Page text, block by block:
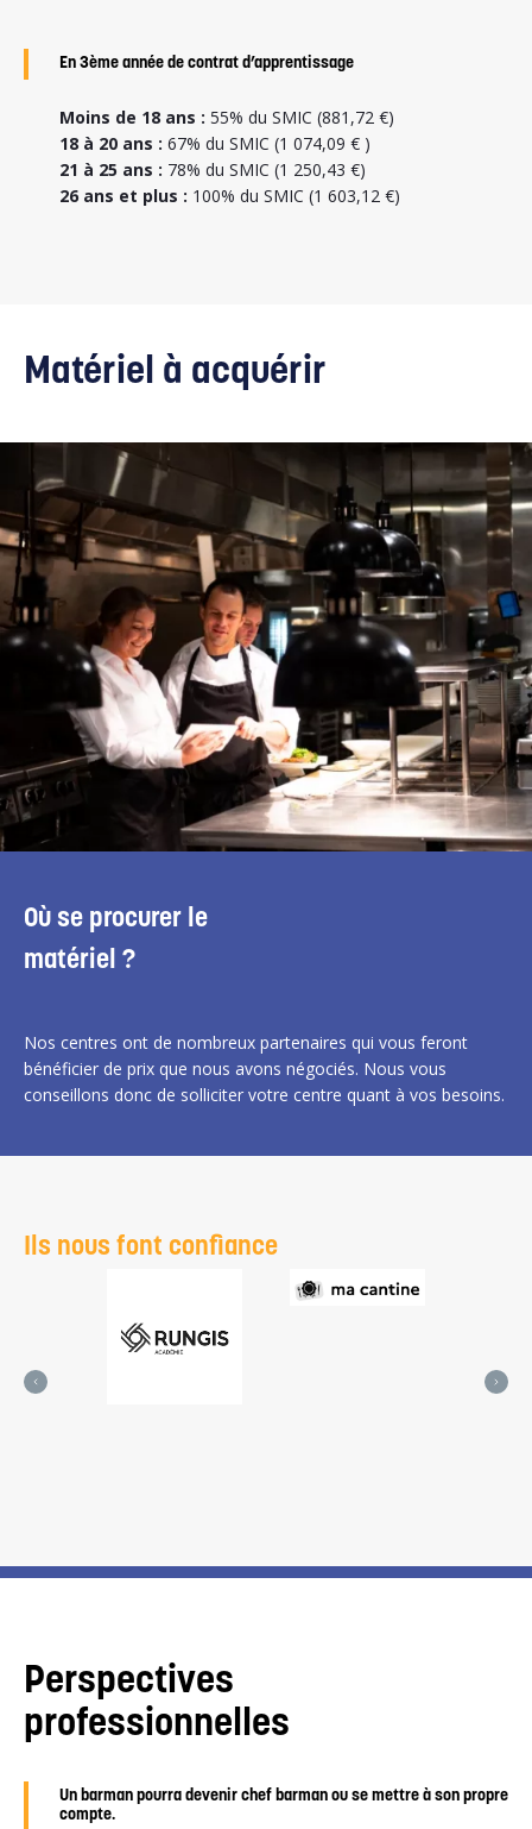
En 3ème année de contrat d’apprentissage
Moins de 18 ans : 55% du SMIC (881,72 €)
18 à 20 ans : 67% du SMIC (1 074,09 € )
21 à 25 ans : 78% du SMIC (1 250,43 €)
26 ans et plus : 100% du SMIC (1 603,12 €)
Matériel à acquérir
Où se procurer le
matériel ?
Nos centres ont de nombreux partenaires qui vous feront
bénéficier de prix que nous avons négociés. Nous vous
conseillons donc de solliciter votre centre quant à vos besoins.
Ils nous font confiance
Perspectives
professionnelles
Un barman pourra devenir chef barman ou se mettre à son propre
compte.